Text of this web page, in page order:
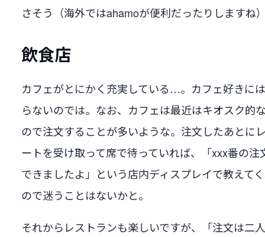
さそう（海外ではahamoが便利だったりしますね
飲食店
カフェがとにかく充実している…。カフェ好きに
らないのでは。なお、カフェは最近はキオスク的
ので注文することが多いような。注文したあとに
ートを受け取って席で待っていれば、「xxx番の注
できましたよ」という店内ディスプレイで教えて
ので迷うことはないかと。
それからレストランも楽しいですが、「注文は二